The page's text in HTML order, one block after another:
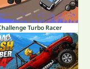
Turbo Racer